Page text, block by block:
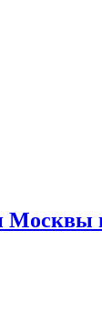
Москвы